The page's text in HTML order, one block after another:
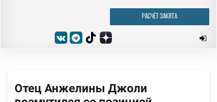
РАСЧЁТ ЗАКЯТА
Отец Анжелины Джоли